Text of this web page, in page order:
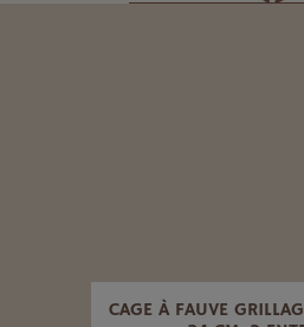
CAGE À FAUVE